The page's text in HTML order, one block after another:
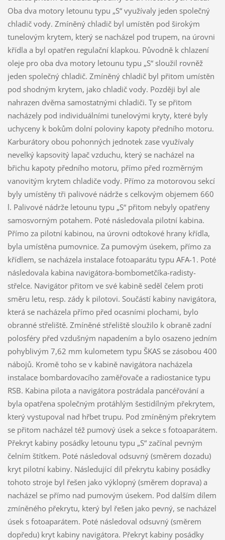
Oba dva motory letounu typu „S“ využívaly jeden společný
chladič vody. Zmíněný chladič byl umístěn pod širokým
tunelovým krytem, který se nacházel pod trupem, na úrovni
křídla a byl opatřen regulační klapkou. Původně k chlazení
oleje pro oba dva motory letounu typu „S“ sloužil rovněž
jeden společný chladič. Zmíněný chladič byl přitom umístěn
pod shodným krytem, jako chladič vody. Později byl ale
nahrazen dvěma samostatnými chladiči. Ty se přitom
nacházely pod individuálními tunelovými kryty, které byly
uchyceny k bokům dolní poloviny kapoty předního motoru.
Karburátory obou pohonných jednotek zase využívaly
nevelký kapsovitý lapač vzduchu, který se nacházel na
břichu kapoty předního motoru, přímo před rozměrným
vanovitým krytem chladiče vody. Přímo za motorovou sekcí
byly umístěny tři palivové nádrže s celkovým objemem 660
l. Palivové nádrže letounu typu „S“ přitom nebyly opatřeny
samosvorným potahem. Poté následovala pilotní kabina.
Přímo za pilotní kabinou, na úrovni odtokové hrany křídla,
byla umístěna pumovnice. Za pumovým úsekem, přímo za
křídlem, se nacházela instalace fotoaparátu typu AFA-1. Poté
následovala kabina navigátora-bombometčíka-radisty-
střelce. Navigátor přitom ve své kabině seděl čelem proti
směru letu, resp. zády k pilotovi. Součástí kabiny navigátora,
která se nacházela přímo před ocasními plochami, bylo
obranné střeliště. Zmíněné střeliště sloužilo k obraně zadní
polosféry před vzdušným napadením a bylo osazeno jedním
pohyblivým 7,62 mm kulometem typu ŠKAS se zásobou 400
nábojů. Kromě toho se v kabině navigátora nacházela
instalace bombardovacího zaměřovače a radiostanice typu
RSB. Kabina pilota a navigátora postrádala pancéřování a
byla opatřena společným protáhlým šestidílným překrytem,
který vystupoval nad hřbet trupu. Pod zmíněným překrytem
se přitom nacházel též pumový úsek a sekce s fotoaparátem.
Překryt kabiny posádky letounu typu „S“ začínal pevným
čelním štítkem. Poté následoval odsuvný (směrem dozadu)
kryt pilotní kabiny. Následující díl překrytu kabiny posádky
tohoto stroje byl řešen jako výklopný (směrem doprava) a
nacházel se přímo nad pumovým úsekem. Pod dalším dílem
zmíněného překrytu, který byl řešen jako pevný, se nacházel
úsek s fotoaparátem. Poté následoval odsuvný (směrem
dopředu) kryt kabiny navigátora. Překryt kabiny posádky